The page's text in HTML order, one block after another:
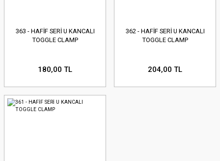
363 - HAFİF SERİ U KANCALI
TOGGLE CLAMP
180,00 TL
362 - HAFİF SERİ U KANCALI
TOGGLE CLAMP
204,00 TL